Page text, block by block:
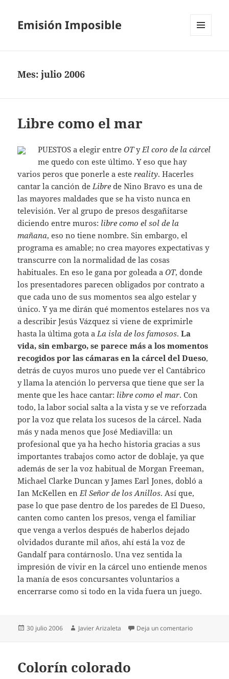
Emisión Imposible
Mes:julio 2006
Libre como el mar
PUESTOS a elegir entreOTyEl coro de la cárcel
me quedo con este último. Y eso que hay
varios peros que ponerle a estereality. Hacerles
cantar la canción deLibre de Nino Bravo es una de
las mayores maldades que se ha visto nunca en
televisión. Ver al grupo de presos desgañitarse
diciendo entre muros: libre como el sol de la
mañana, eso no tiene nombre. Sin embargo, el
programa es amable; no crea mayores expectativas y
transcurre con la normalidad de las cosas
habituales. En eso le gana por goleada aOT, donde
los presentadores parecen obligados por contrato a
que cada uno de sus momentos sea algo estelar y
único. Y ya me dirán qué momentos estelares nos va
a describir Jesús Vázquez si viene de exprimirle
hasta la última gota aLa isla de los famosos.La
vida, sin embargo, se parece más a los momentos
recogidos por las cámaras en la cárcel del Dueso,
detrás de cuyos muros uno puede ver el Cantábrico
y llama la atención lo perversa que tiene que ser la
mente que les hace cantar: libre como el mar. Con
todo, la labor social salta a la vista y se ve reforzada
por la voz que relata los sucesos de la cárcel. Nada
más y nada menos que José Mediavilla: un
profesional que ya ha hecho historia gracias a sus
importantes trabajos como actor de doblaje, ya que
además de ser la voz habitual de Morgan Freeman,
Michael Clarke Duncan y James Earl Jones, dobló a
Ian McKellen enEl Señor de los Anillos. Así que,
pase lo que pase dentro de los paredes de El Dueso,
canten como canten los presos, venga el familiar
que venga a verlos después de haberlos dejado
olvidados durante mil años, ahí está la voz de
Gandalf para contárnoslo. Una vez sentida la
impresión de vivir en la cárcel uno entiende menos
la manía de esos concursantes voluntarios a
encerrarse como si todo en la vida fuera un juego.
Publicado
30 julio 2006 Autor
Javier Arizaleta Deja un comentarioen Libre
Colorín colorado